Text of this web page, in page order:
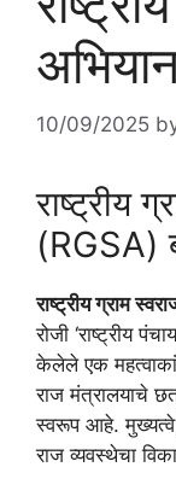
10/09/2025
राष्ट्रीय
(RGSA)
राष्ट्रीय ग्राम
रोजी ‘राष्ट्रीय
केलेले एक
राज मंत्रालयाचे
स्वरूप आहे. मुख्यत्वे,
राज व्यवस्थेचा